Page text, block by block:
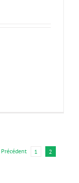
Précédent 1 2